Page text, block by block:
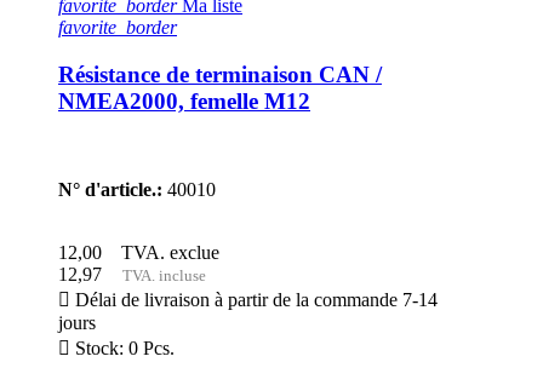
favorite_borderMa liste
favorite_border
Résistance de terminaison CAN /
NMEA2000, femelle M12
N° d'article.: 40010
12,00
TVA. exclue
12,97
TVA. incluse
 Délai de livraison à partir de la commande 7-14
jours
 Stock: 0 Pcs.